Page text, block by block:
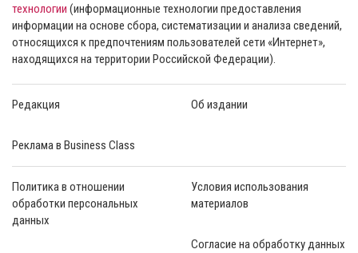
технологии (информационные технологии предоставления
информации на основе сбора, систематизации и анализа сведений,
относящихся к предпочтениям пользователей сети «Интернет»,
находящихся на территории Российской Федерации).
Редакция Об издании
Реклама в Business Class
Политика в отношении
обработки персональных
данных
Условия использования
материалов
Согласие на обработку данных